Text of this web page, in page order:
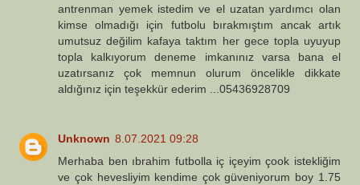
antrenman yemek istedim ve el uzatan yardımcı olan
kimse olmadığı için futbolu bırakmıştım ancak artık
umutsuz değilim kafaya taktım her gece topla uyuyup
topla kalkıyorum deneme imkanınız varsa bana el
uzatırsanız çok memnun olurum öncelikle dikkate
aldığınız için teşekkür ederim ...05436928709
Unknown 8.07.2021 09:28
Merhaba ben ıbrahim futbolla iç içeyim çook istekliğim
ve çok hevesliyim kendime çok güveniyorum boy 1.75